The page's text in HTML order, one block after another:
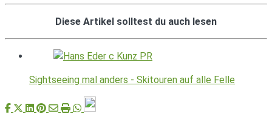
Diese Artikel solltest du auch lesen
Sightseeing mal anders - Skitouren auf alle Felle